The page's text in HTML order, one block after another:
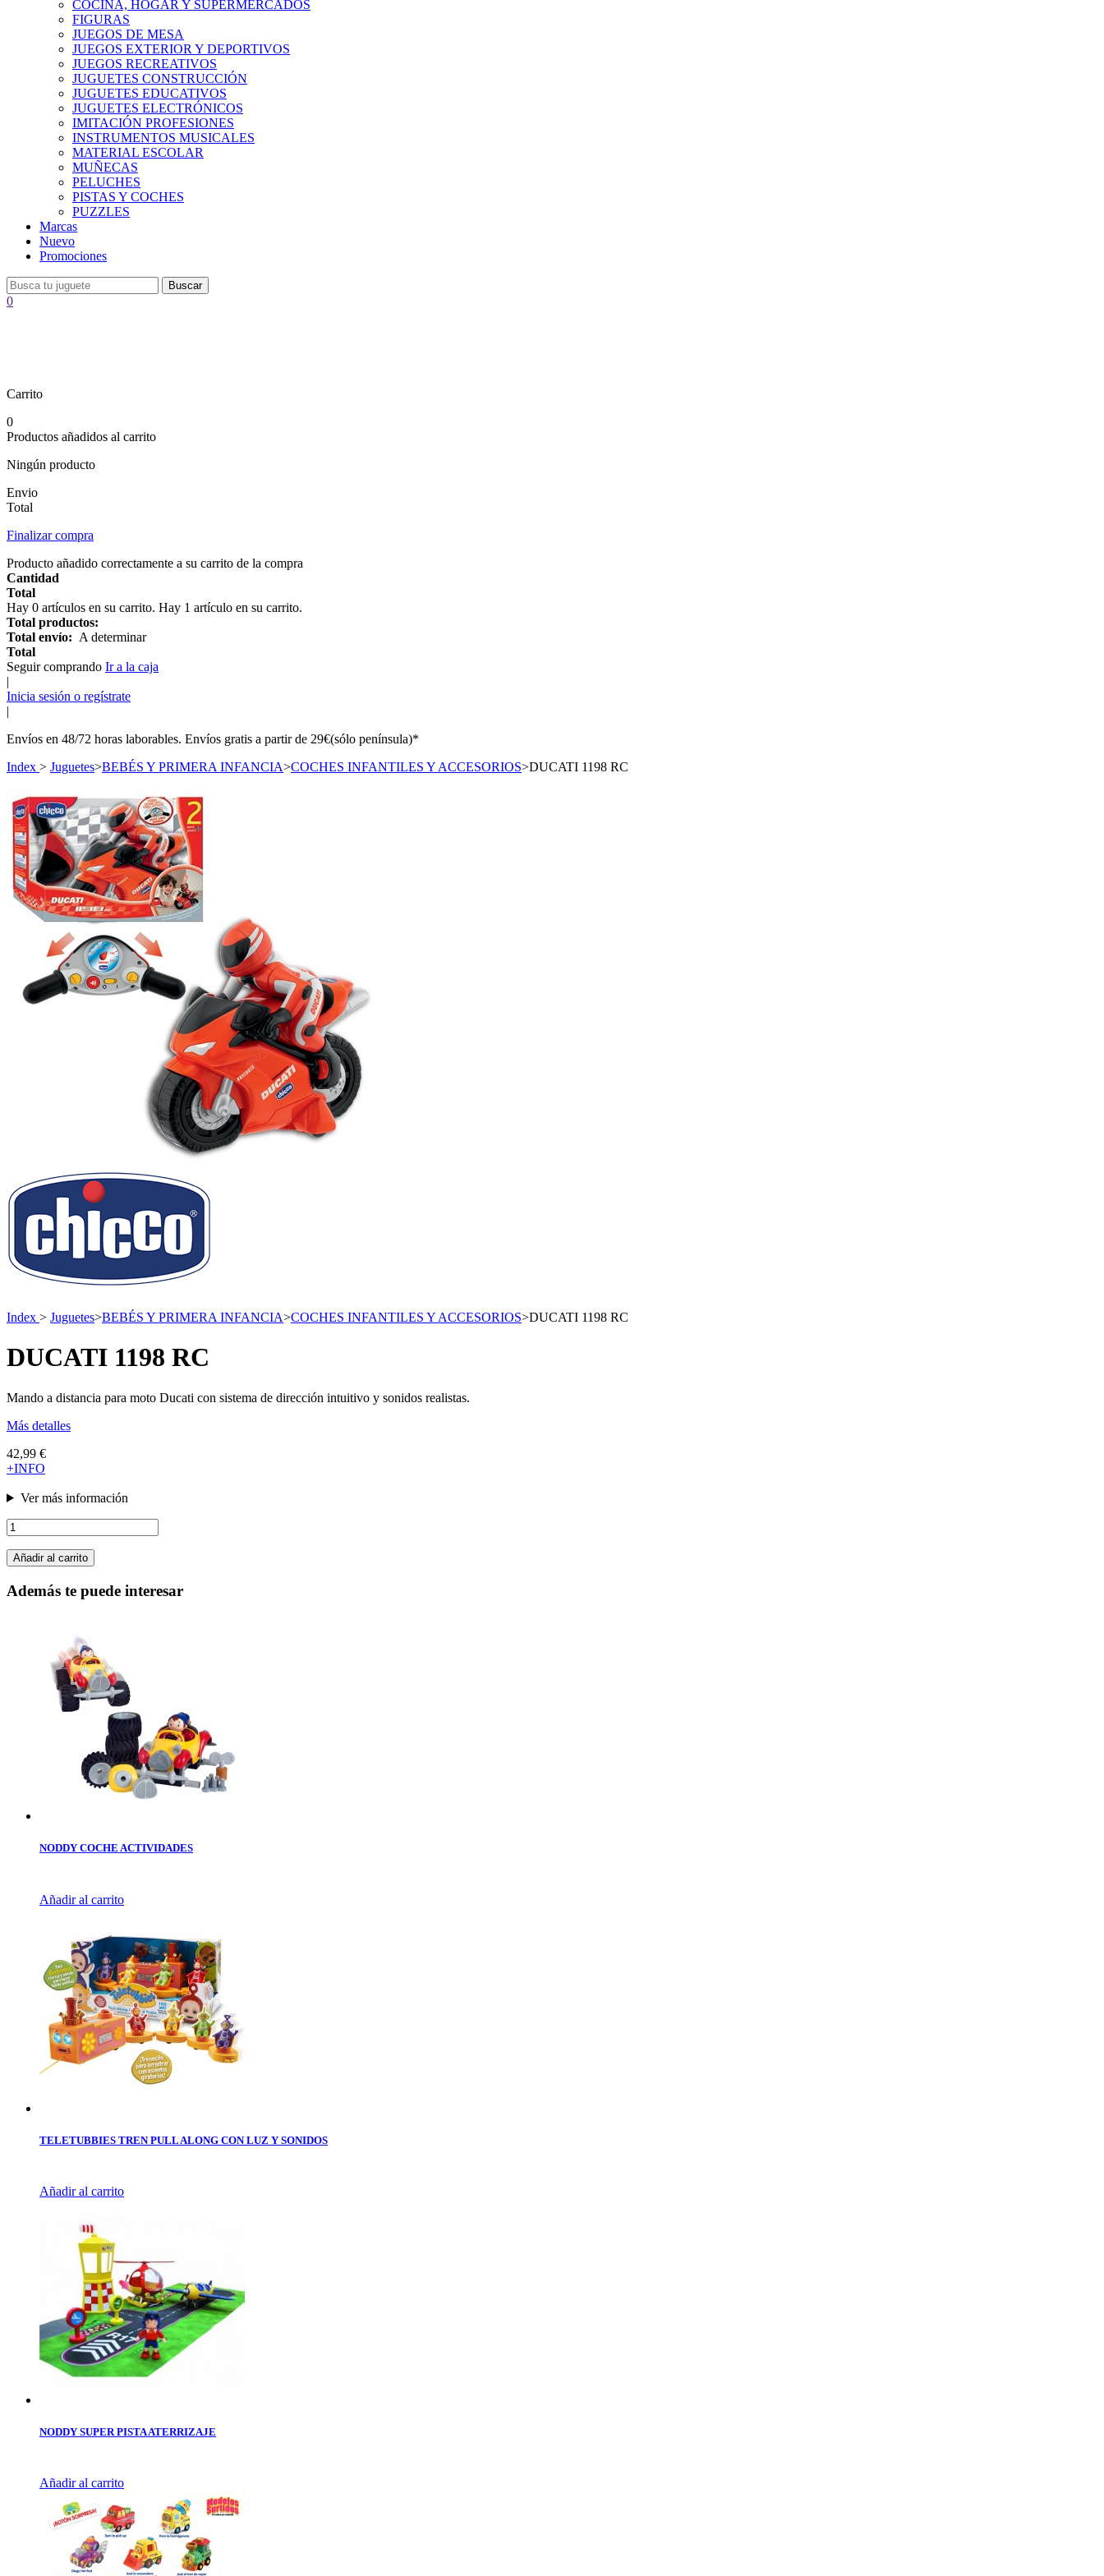
COCINA, HOGAR Y SUPERMERCADOS
FIGURAS
JUEGOS DE MESA
JUEGOS EXTERIOR Y DEPORTIVOS
JUEGOS RECREATIVOS
JUGUETES CONSTRUCCIÓN
JUGUETES EDUCATIVOS
JUGUETES ELECTRÓNICOS
IMITACIÓN PROFESIONES
INSTRUMENTOS MUSICALES
MATERIAL ESCOLAR
MUÑECAS
PELUCHES
PISTAS Y COCHES
PUZZLES
Marcas
Nuevo
Promociones
Buscar
0
Carrito
0
Productos añadidos al carrito
Ningún producto
Envio
Total
Finalizar compra
Producto añadido correctamente a su carrito de la compra
Cantidad
Total
Hay 0 artículos en su carrito. Hay 1 artículo en su carrito.
Total productos:
Total envío: A determinar
Total
Seguir comprando Ir a la caja
|
Inicia sesión o regístrate
|
Envíos en 48/72 horas laborables. Envíos gratis a partir de 29€(sólo península)*
Index > Juguetes>BEBÉS Y PRIMERA INFANCIA>COCHES INFANTILES Y ACCESORIOS>DUCATI 1198 RC
Index > Juguetes>BEBÉS Y PRIMERA INFANCIA>COCHES INFANTILES Y ACCESORIOS>DUCATI 1198 RC
DUCATI 1198 RC
Mando a distancia para moto Ducati con sistema de dirección intuitivo y sonidos realistas.
Más detalles
42,99 €
+INFO
Ver más información
Añadir al carrito
Además te puede interesar
NODDY COCHE ACTIVIDADES
Añadir al carrito
TELETUBBIES TREN PULL ALONG CON LUZ Y SONIDOS
Añadir al carrito
NODDY SUPER PISTA ATERRIZAJE
Añadir al carrito